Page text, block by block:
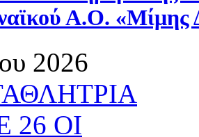
Α.Ο. «Μίμης
2026